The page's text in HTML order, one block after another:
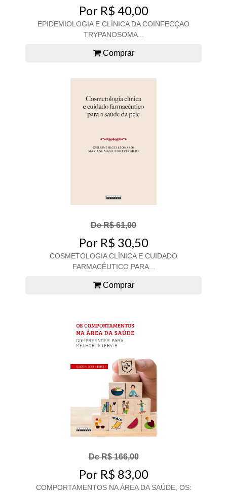
Por R$ 40,00
EPIDEMIOLOGIA E CLÍNICA DA COINFECÇAO
TRYPANOSOMA...
Comprar
De R$ 61,00
Por R$ 30,50
COSMETOLOGIA CLÍNICA E CUIDADO
FARMACÊUTICO PARA...
Comprar
De R$ 166,00
Por R$ 83,00
COMPORTAMENTOS NA ÁREA DA SAÚDE, OS: